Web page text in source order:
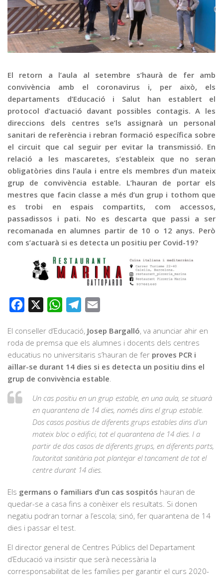
Publicitat
Contacte
El retorn a l’aula al setembre s’haurà de fer amb
convivència amb el coronavirus i, per això, els
departaments d’Educació i Salut han establert el
protocol d’actuació davant possibles contagis. A les
direccions dels centres se’ls assignarà un personal
sanitari de referència i rebran formació específica sobre
el circuit que cal seguir per evitar la transmissió. En
relació a les mascaretes, s’estableix que no seran
obligatòries dins l’aula i entre els membres d’un mateix
grup de convivència estable. L’hauran de portar els
mestres que facin classe a més d’un grup i tothom que
es trobi en espais compartits, com accessos,
passadissos i pati. No es descarta que passi a ser
recomanada en alumnes partir de 10 o 12 anys. Però
com s’actuarà si es detecta un positiu per Covid-19?
Facebook WhatsAppTelegram
El conseller d’Educació, Josep Bargalló, va anunciar ahir en
roda de premsa que els alumnes i docents dels centres
educatius no universitaris s’hauran de fer proves PCR i
aïllar-se durant 14 dies si es detecta un positiu dins el
grup de convivència estable
Un cas positiu en un grup estable, en una aula, se situarà
en quarantena de 14 dies, només dins el grup estable.
Dos casos positius de diferents grups estables dins d’un
mateix bloc o edifici, tot el quarantena de 14 dies. I a
partir de dos casos de diferents grups, en diferents parts,
l’autoritat sanitària pot plantejar el tancament de tot el
centre durant 14 dies.
Els germans o familiars d’un cas sospitós hauran de
quedar-se a casa fins a conèixer els resultats. Si donen
negatiu podran tornar a l’escola; sinó, fer quarantena de 14
dies i passar el test.
El director general de Centres Públics del Departament
d’Educació va insistir que serà necessària la
corresponsabilitat de les famílies per garantir el curs 2020-